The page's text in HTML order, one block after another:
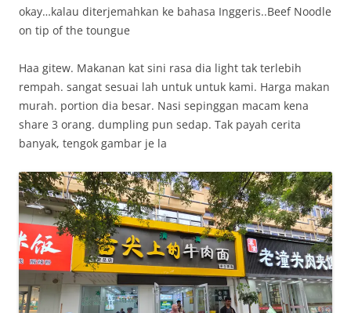
okay…kalau diterjemahkan ke bahasa Inggeris..Beef Noodle
on tip of the toungue
Haa gitew. Makanan kat sini rasa dia light tak terlebih
rempah. sangat sesuai lah untuk untuk kami. Harga makan
murah. portion dia besar. Nasi sepinggan macam kena
share 3 orang. dumpling pun sedap. Tak payah cerita
banyak, tengok gambar je la